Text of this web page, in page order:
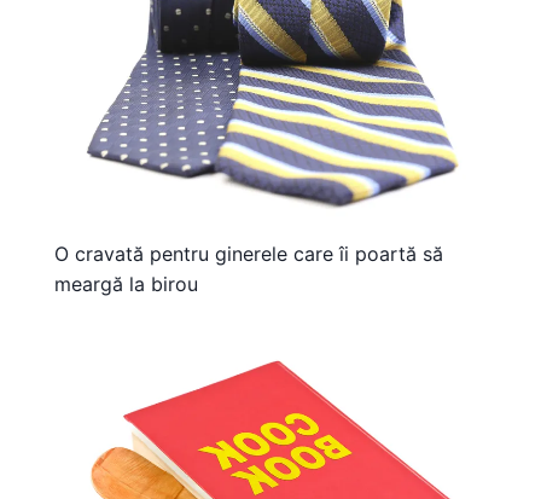
O cravată pentru ginerele care îi poartă să
meargă la birou